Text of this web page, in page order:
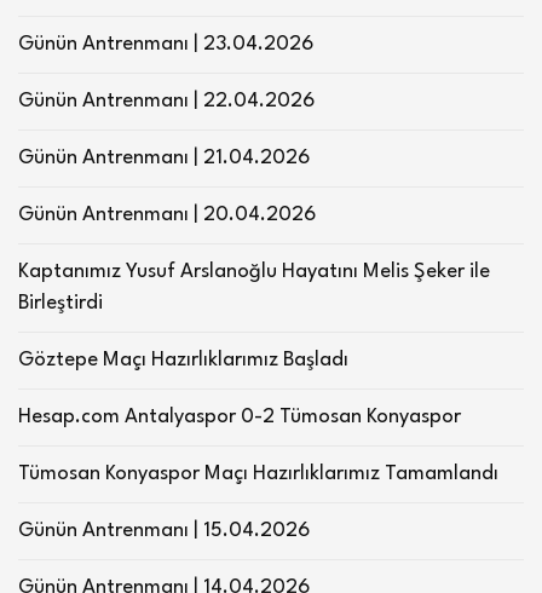
Günün Antrenmanı | 23.04.2026
Günün Antrenmanı | 22.04.2026
Günün Antrenmanı | 21.04.2026
Günün Antrenmanı | 20.04.2026
Kaptanımız Yusuf Arslanoğlu Hayatını Melis Şeker ile
Birleştirdi
Göztepe Maçı Hazırlıklarımız Başladı
Hesap.com Antalyaspor 0-2 Tümosan Konyaspor
Tümosan Konyaspor Maçı Hazırlıklarımız Tamamlandı
Günün Antrenmanı | 15.04.2026
Günün Antrenmanı | 14.04.2026